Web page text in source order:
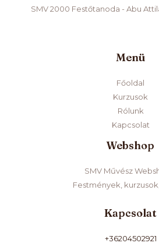
SMV 2000 Festőtanoda - Abu
Menü
Főoldal
Kurzusok
Rólunk
Kapcsolat
Webshop
SMV Művész
Festmények,
Kapcsolat
+36204502921